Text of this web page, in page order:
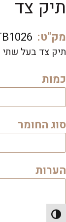
הפעל/כבה ניגודיות
תיק צד
מק"ט:
תיק צד בעל שתי
כמות
סוג החומר
הערות